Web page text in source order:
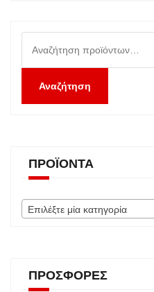
για:
Αναζήτηση
ΠΡΟΪΌΝΤΑ
Επιλέξτε μία κατηγορία
ΠΡΟΣΦΟΡΈΣ